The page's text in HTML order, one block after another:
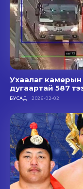
Ухаалаг камерын
дугаартай 587
БУСАД 2026-02-02